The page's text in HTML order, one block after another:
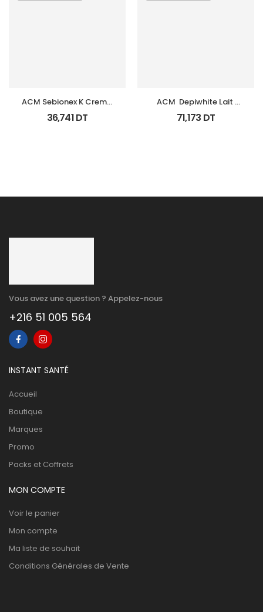
ACM Sebionex K Creme
Keratoregulatrice Vis
40Ml
36,741DT
ACM  Depiwhite Lait
Corporel Eclaircissant
200Ml
71,173 DT
Vous avez une question ? Appelez-nous
+216 51 005 564
INSTANT SANTÉ
Accueil
Boutique
Marques
Promo
Packs et Coffrets
MON COMPTE
Voir le panier
Mon compte
Ma liste de souhait
Conditions Générales de Vente